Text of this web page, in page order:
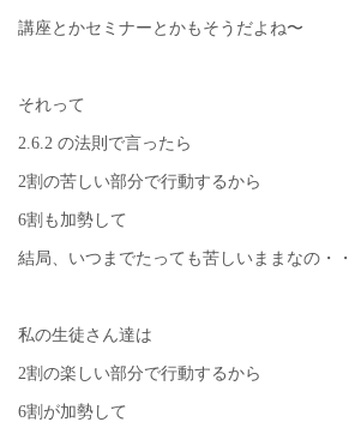
講座とかセミナーとかもそうだよね〜
それって
2.6.2 の法則で言ったら
2割の苦しい部分で行動するから
6割も加勢して
結局、いつまでたっても苦しいままなの・・
私の生徒さん達は
2割の楽しい部分で行動するから
6割が加勢して